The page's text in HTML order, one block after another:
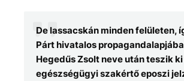
De lassacskán minden felületen,
Párt hivatalos
Hegedűs Zsolt neve után teszik ki
egészségügyi szakértő eposzi